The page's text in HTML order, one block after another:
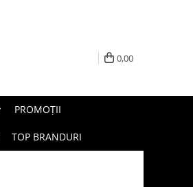
0,00
PROMOȚII
TOP BRANDURI